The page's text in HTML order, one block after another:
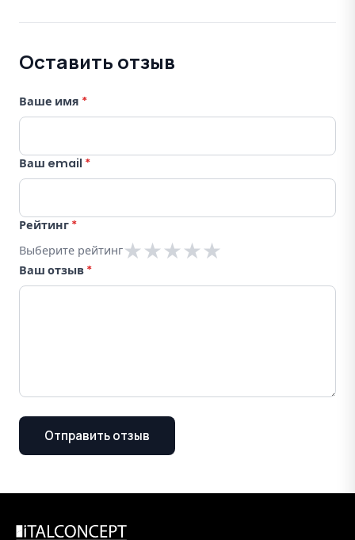
Оставить отзыв
Ваше имя *
Ваш email *
Рейтинг *
★★★★★
Выберите рейтинг
Ваш отзыв *
Отправить отзыв